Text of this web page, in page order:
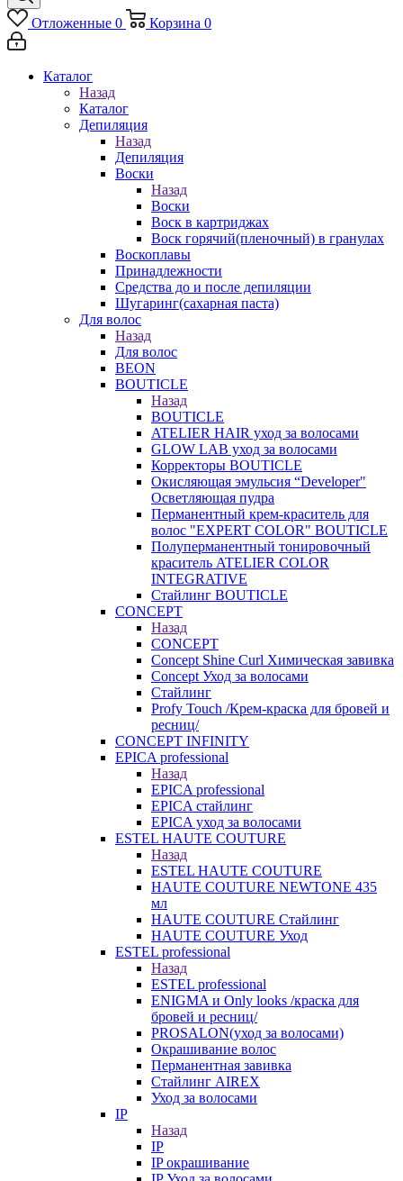
Отложенные 0 Корзина 0
Каталог
Назад
Каталог
Депиляция
Назад
Депиляция
Воски
Назад
Воски
Воск в картриджах
Воск горячий(пленочный) в гранулах
Воскоплавы
Принадлежности
Средства до и после депиляции
Шугаринг(сахарная паста)
Для волос
Назад
Для волос
BEON
BOUTICLE
Назад
BOUTICLE
ATELIER HAIR уход за волосами
GLOW LAB уход за волосами
Корректоры BOUTICLE
Окисляющая эмульсия “Developer"
Осветляющая пудра
Перманентный крем-краситель для
волос "EXPERT COLOR" BOUTICLE
Полуперманентный тонировочный
краситель ATELIER COLOR
INTEGRATIVE
Стайлинг BOUTICLE
CONCEPT
Назад
CONCEPT
Concept Shine Curl Химическая завивка
Concept Уход за волосами
Стайлинг
Profy Touch /Крем-краска для бровей и
ресниц/
CONCEPT INFINITY
EPICA professional
Назад
EPICA professional
EPICA стайлинг
EPICA уход за волосами
ESTEL HAUTE COUTURE
Назад
ESTEL HAUTE COUTURE
HAUTE COUTURE NEWTONE 435
мл
HAUTE COUTURE Стайлинг
HAUTE COUTURE Уход
ESTEL professional
Назад
ESTEL professional
ENIGMA и Only looks /краска для
бровей и ресниц/
PROSALON(уход за волосами)
Окрашивание волос
Перманентная завивка
Стайлинг AIREX
Уход за волосами
IP
Назад
IP
IP окрашивание